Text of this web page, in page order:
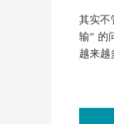
其实不
输” 的
越来越